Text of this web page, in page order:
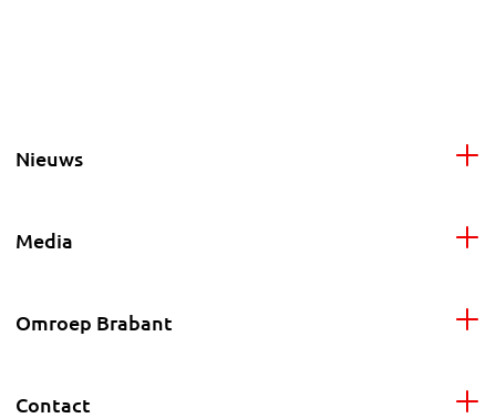
Nieuws
Media
Omroep Brabant
Contact